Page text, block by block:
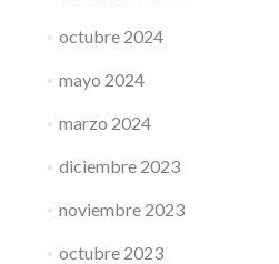
octubre 2024
mayo 2024
marzo 2024
diciembre 2023
noviembre 2023
octubre 2023